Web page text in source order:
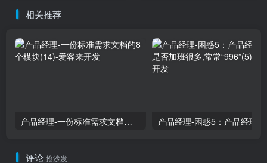
相关推荐
产品经理-一份标准需求文档的8个模块(14)
评论 抢沙发